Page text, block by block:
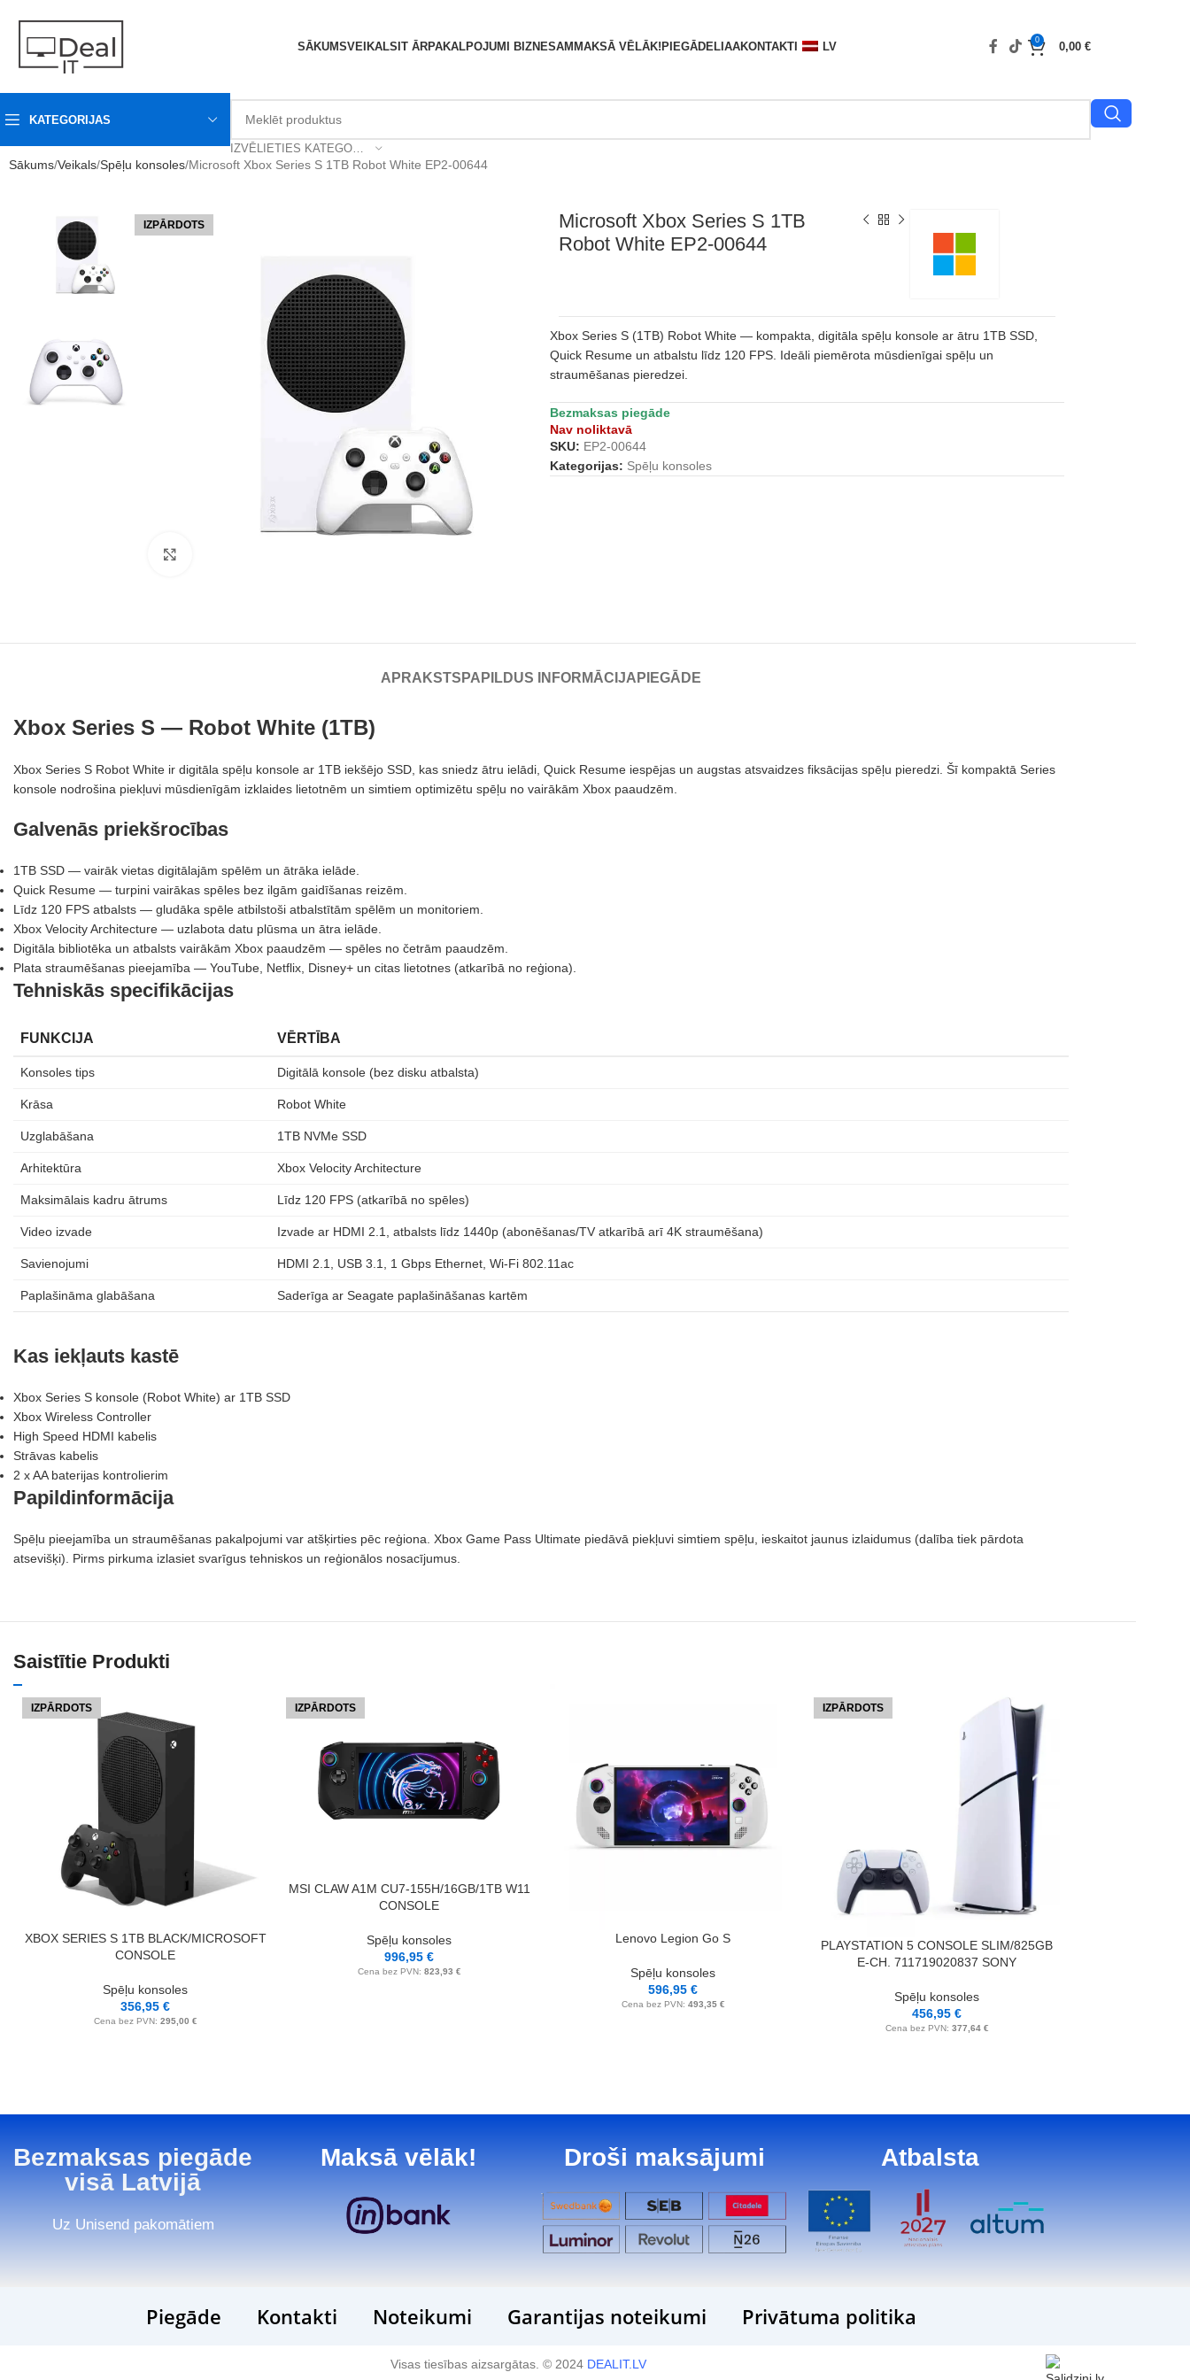
SĀKUMSVEIKALS IT ĀRPAKALPOJUMI BIZNESAM MAKSĀ VĒLĀK! PIEGĀDELIAAKONTAKTI LV
0
0,00 €
KATEGORIJAS
IZVĒLIETIES KATEGORIJU
Sākums Veikals Spēļu konsoles Microsoft Xbox Series S 1TB Robot White EP2-00644
IZPĀRDOTS
Microsoft Xbox Series S 1TB
Robot White EP2-00644
Xbox Series S (1TB) Robot White — kompakta, digitāla spēļu konsole ar ātru 1TB SSD,
Quick Resume un atbalstu līdz 120 FPS. Ideāli piemērota mūsdienīgai spēļu un
straumēšanas pieredzei.
Bezmaksas piegāde
Nav noliktavā
SKU: EP2-00644
Kategorijas: Spēļu konsoles
APRAKSTS PAPILDUS INFORMĀCIJA PIEGĀDE
Xbox Series S — Robot White (1TB)
Xbox Series S Robot White ir digitāla spēļu konsole ar 1TB iekšējo SSD, kas sniedz ātru ielādi, Quick Resume iespējas un augstas atsvaidzes fiksācijas spēļu pieredzi. Šī kompaktā Series
konsole nodrošina piekļuvi mūsdienīgām izklaides lietotnēm un simtiem optimizētu spēļu no vairākām Xbox paaudzēm.
Galvenās priekšrocības
1TB SSD — vairāk vietas digitālajām spēlēm un ātrāka ielāde.
Quick Resume — turpini vairākas spēles bez ilgām gaidīšanas reizēm.
Līdz 120 FPS atbalsts — gludāka spēle atbilstoši atbalstītām spēlēm un monitoriem.
Xbox Velocity Architecture — uzlabota datu plūsma un ātra ielāde.
Digitāla bibliotēka un atbalsts vairākām Xbox paaudzēm — spēles no četrām paaudzēm.
Plata straumēšanas pieejamība — YouTube, Netflix, Disney+ un citas lietotnes (atkarībā no reģiona).
Tehniskās specifikācijas
FUNKCIJA VĒRTĪBA
Konsoles tips Digitālā konsole (bez disku atbalsta)
Krāsa Robot White
Uzglabāšana 1TB NVMe SSD
Arhitektūra Xbox Velocity Architecture
Maksimālais kadru ātrums Līdz 120 FPS (atkarībā no spēles)
Video izvade Izvade ar HDMI 2.1, atbalsts līdz 1440p (abonēšanas/TV atkarībā arī 4K straumēšana)
Savienojumi HDMI 2.1, USB 3.1, 1 Gbps Ethernet, Wi‑Fi 802.11ac
Paplašināma glabāšana Saderīga ar Seagate paplašināšanas kartēm
Kas iekļauts kastē
Xbox Series S konsole (Robot White) ar 1TB SSD
Xbox Wireless Controller
High Speed HDMI kabelis
Strāvas kabelis
2 x AA baterijas kontrolierim
Papildinformācija
Spēļu pieejamība un straumēšanas pakalpojumi var atšķirties pēc reģiona. Xbox Game Pass Ultimate piedāvā piekļuvi simtiem spēļu, ieskaitot jaunus izlaidumus (dalība tiek pārdota
atsevišķi). Pirms pirkuma izlasiet svarīgus tehniskos un reģionālos nosacījumus.
Saistītie Produkti
IZPĀRDOTS
LASĪT VAIRĀK
XBOX SERIES S 1TB BLACK/MICROSOFT
CONSOLE
Spēļu konsoles
356,95 €
Cena bez PVN: 295,00 €
IZPĀRDOTS
LASĪT VAIRĀK
MSI CLAW A1M CU7-155H/16GB/1TB W11
CONSOLE
Spēļu konsoles
996,95 €
Cena bez PVN: 823,93 €
PIEVIENOT GROZAMLenovo Legion Go S
Spēļu konsoles
596,95 €
Cena bez PVN: 493,35 €
IZPĀRDOTS
LASĪT VAIRĀK
PLAYSTATION 5 CONSOLE SLIM/825GB
E-CH. 711719020837 SONY
Spēļu konsoles
456,95 €
Cena bez PVN: 377,64 €
Bezmaksas piegāde
visā Latvijā
Uz Unisend pakomātiem
Maksā vēlāk! Droši maksājumi Atbalsta
Piegāde Kontakti Noteikumi Garantijas noteikumi Privātuma politika
Visas tiesības aizsargātas. © 2024 DEALIT.LV